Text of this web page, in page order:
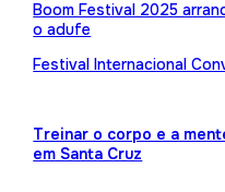
Boom Festival 2025
o adufe
Festival Internacional
Treinar o corpo e a
em Santa Cruz